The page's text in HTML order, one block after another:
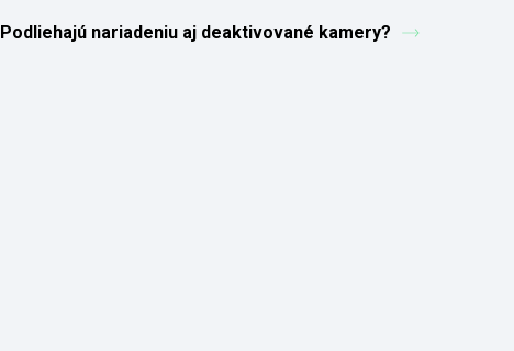
Podliehajú nariadeniu aj deaktivované kamery?